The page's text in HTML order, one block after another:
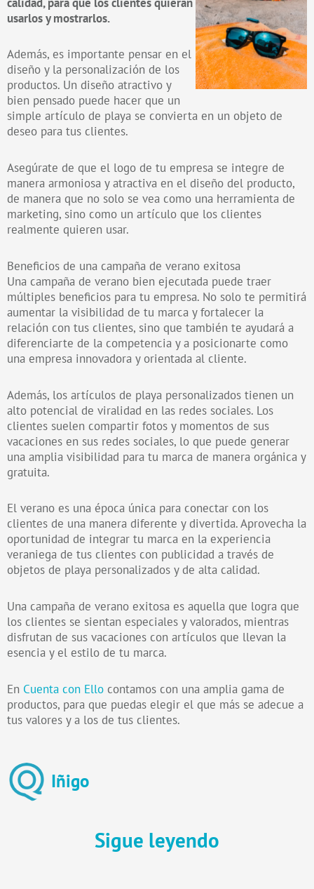
usarlos y mostrarlos.
Además, es importante pensar en el
diseño y la personalización de los
productos. Un diseño atractivo y
bien pensado puede hacer que un
simple artículo de playa se convierta en un objeto de
deseo para tus clientes.
Asegúrate de que el logo de tu empresa se integre de
manera armoniosa y atractiva en el diseño del producto,
de manera que no solo se vea como una herramienta de
marketing, sino como un artículo que los clientes
realmente quieren usar.
Beneficios de una campaña de verano exitosa
Una campaña de verano bien ejecutada puede traer
múltiples beneficios para tu empresa. No solo te permitirá
aumentar la visibilidad de tu marca y fortalecer la
relación con tus clientes, sino que también te ayudará a
diferenciarte de la competencia y a posicionarte como
una empresa innovadora y orientada al cliente.
Además, los artículos de playa personalizados tienen un
alto potencial de viralidad en las redes sociales. Los
clientes suelen compartir fotos y momentos de sus
vacaciones en sus redes sociales, lo que puede generar
una amplia visibilidad para tu marca de manera orgánica y
gratuita.
El verano es una época única para conectar con los
clientes de una manera diferente y divertida. Aprovecha la
oportunidad de integrar tu marca en la experiencia
veraniega de tus clientes con publicidad a través de
objetos de playa personalizados y de alta calidad.
Una campaña de verano exitosa es aquella que logra que
los clientes se sientan especiales y valorados, mientras
disfrutan de sus vacaciones con artículos que llevan la
esencia y el estilo de tu marca.
En Cuenta con Ello contamos con una amplia gama de
productos, para que puedas elegir el que más se adecue a
tus valores y a los de tus clientes.
Iñigo
Sigue leyendo